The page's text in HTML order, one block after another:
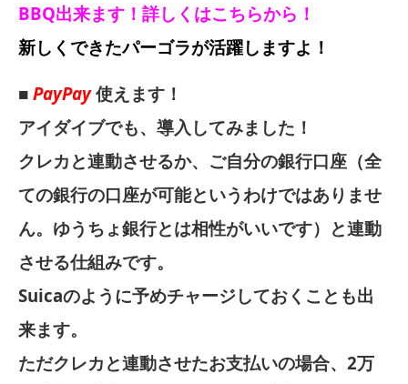
BBQ出来ます！詳しくはこちらから！
新しくできたパーゴラが活躍しますよ！
■ PayPay使えます！
アイダイブでも、導入してみました！
クレカと連動させるか、ご自分の銀行口座（全
ての銀行の口座が可能というわけではありませ
ん。ゆうちょ銀行とは相性がいいです）と連動
させる仕組みです。
Suicaのように予めチャージしておくことも出
来ます。
ただクレカと連動させたお支払いの場合、2万